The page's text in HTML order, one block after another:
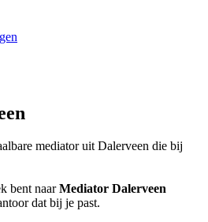
mediator uit Dalerveen die bij
bent naarMediator Dalerveen
dat bij je past.